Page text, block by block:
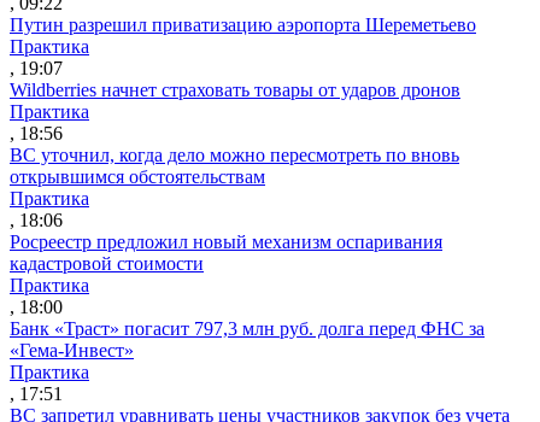
Путин разрешил приватизацию аэропорта Шереметьево
Практика
, 19:07
Wildberries начнет страховать товары от ударов дронов
Практика
, 18:56
ВС уточнил, когда дело можно пересмотреть по вновь
открывшимся обстоятельствам
Практика
, 18:06
Росреестр предложил новый механизм оспаривания
кадастровой стоимости
Практика
, 18:00
Банк «Траст» погасит 797,3 млн руб. долга перед ФНС за
«Гема-Инвест»
Практика
, 17:51
ВС запретил уравнивать цены участников закупок без учета